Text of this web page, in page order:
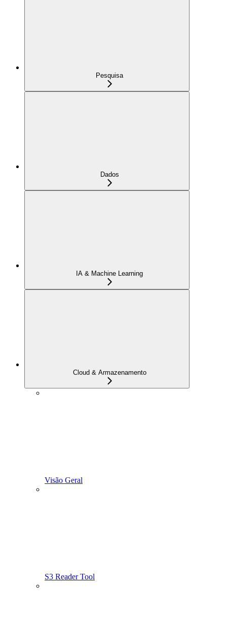
Pesquisa
Dados
IA & Machine Learning
Cloud & Armazenamento
Visão Geral
S3 Reader Tool